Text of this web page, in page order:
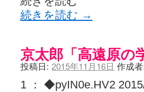
続きを読む →
京太郎「高遠原の
投稿日: 2015年11月16日 作成
1 ： ◆pyIN0e.HV2